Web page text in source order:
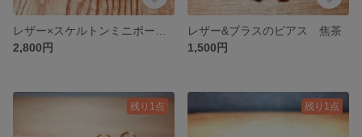
2,800円
レザー&ブラスのピアス 焦茶
1,500円
残り1点 残り1点